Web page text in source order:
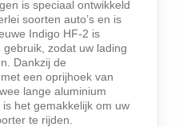
is speciaal ontwikkeld
soorten auto’s en is
Indigo HF-2 is
zodat uw lading
Dankzij de
een oprijhoek van
lange aluminium
het gemakkelijk om uw
te rijden.